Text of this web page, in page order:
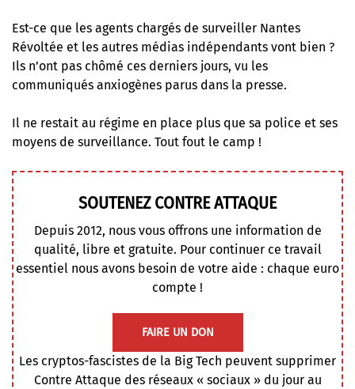
Est-ce que les agents chargés de surveiller Nantes
Révoltée et les autres médias indépendants vont bien ?
Ils n’ont pas chômé ces derniers jours, vu les
communiqués anxiogènes parus dans la presse.
Il ne restait au régime en place plus que sa police et ses
moyens de surveillance. Tout fout le camp !
SOUTENEZ CONTRE ATTAQUE
Depuis 2012, nous vous offrons une information de
qualité, libre et gratuite. Pour continuer ce travail
essentiel nous avons besoin de votre aide : chaque euro
compte !
FAIRE UN DON
Les cryptos-fascistes de la Big Tech peuvent supprimer
Contre Attaque des réseaux « sociaux » du jour au